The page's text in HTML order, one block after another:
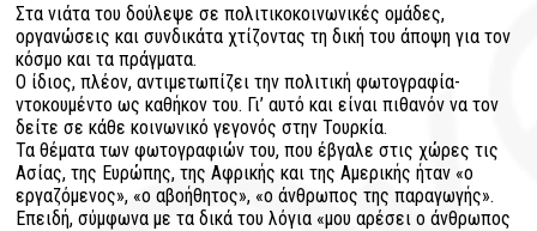
Στα νιάτα του δούλεψε σε πολιτικοκοινωνικές ομάδες,
οργανώσεις και συνδικάτα χτίζοντας τη δική του άποψη για τον
κόσμο και τα πράγματα.
Ο ίδιος, πλέον, αντιμετωπίζει την πολιτική φωτογραφία-
ντοκουμέντο ως καθήκον του. Γι’ αυτό και είναι πιθανόν να τον
δείτε σε κάθε κοινωνικό γεγονός στην Τουρκία.
Τα θέματα των φωτογραφιών του, που έβγαλε στις χώρες τις
Ασίας, της Ευρώπης, της Αφρικής και της Αμερικής ήταν «ο
εργαζόμενος», «ο αβοήθητος», «ο άνθρωπος της παραγωγής».
Επειδή, σύμφωνα με τα δικά του λόγια «μου αρέσει ο άνθρωπος